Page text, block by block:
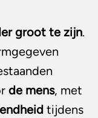
groot te zijn.
de mens, met
tijdens